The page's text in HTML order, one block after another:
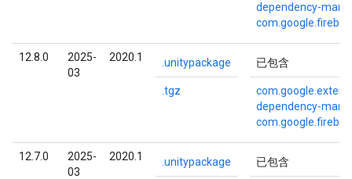
dependency-
12.8.0
2025-
03
2020.1 .unitypackage
.tgz
已包含
dependency-
12.7.0
2025-
03
2020.1 .unitypackage 已包含